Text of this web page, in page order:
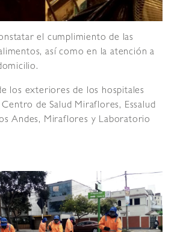
el cumplimiento de las
así como en la atención a
los exteriores de los hospitales
de Salud Miraflores, Essalud
Andes, Miraflores y Laboratorio